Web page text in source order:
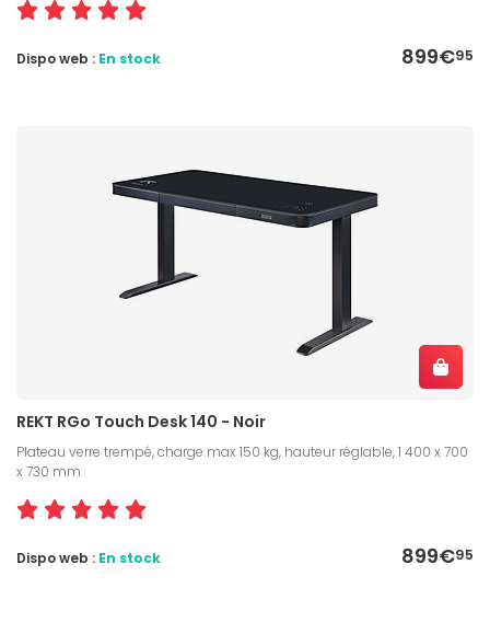
899€95
Dispo web : En stock
REKT RGo Touch Desk 140 - Noir
Plateau verre trempé, charge max 150 kg, hauteur réglable, 1 400 x 700
x 730 mm
899€95
Dispo web : En stock